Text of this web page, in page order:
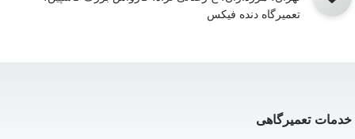
تعمیرگاه دنده فیکس
خدمات تعمیرگاهی